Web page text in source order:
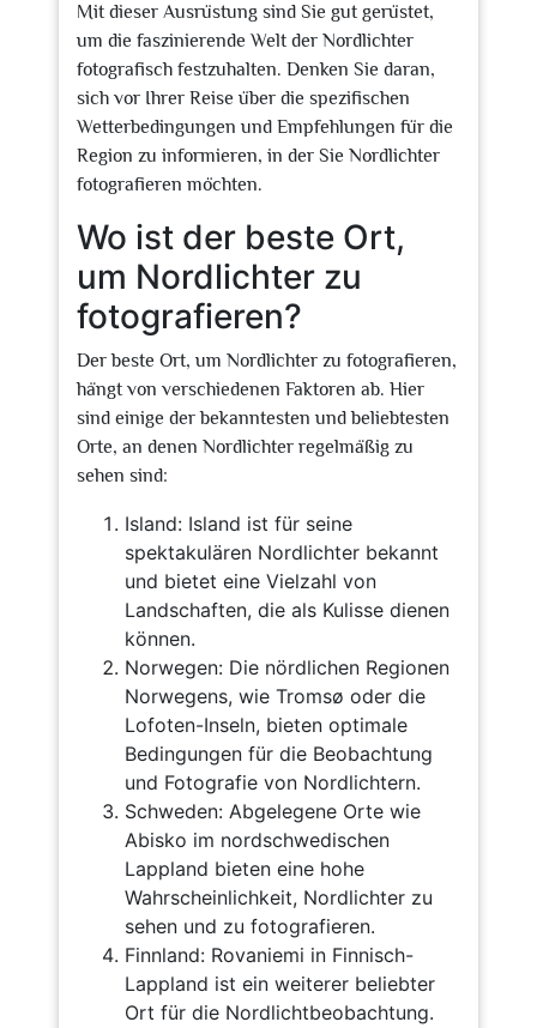
Mit dieser Ausrüstung sind Sie gut gerüstet,
um die faszinierende Welt der Nordlichter
fotografisch festzuhalten. Denken Sie daran,
sich vor Ihrer Reise über die spezifischen
Wetterbedingungen und Empfehlungen für die
Region zu informieren, in der Sie Nordlichter
fotografieren möchten.
Wo ist der beste Ort,
um Nordlichter zu
fotografieren?
Der beste Ort, um Nordlichter zu fotografieren,
hängt von verschiedenen Faktoren ab. Hier
sind einige der bekanntesten und beliebtesten
Orte, an denen Nordlichter regelmäßig zu
sehen sind:
Island: Island ist für seine
spektakulären Nordlichter bekannt
und bietet eine Vielzahl von
Landschaften, die als Kulisse dienen
können.
Norwegen: Die nördlichen Regionen
Norwegens, wie Tromsø oder die
Lofoten-Inseln, bieten optimale
Bedingungen für die Beobachtung
und Fotografie von Nordlichtern.
Schweden: Abgelegene Orte wie
Abisko im nordschwedischen
Lappland bieten eine hohe
Wahrscheinlichkeit, Nordlichter zu
sehen und zu fotografieren.
Finnland: Rovaniemi in Finnisch-
Lappland ist ein weiterer beliebter
Ort für die Nordlichtbeobachtung.